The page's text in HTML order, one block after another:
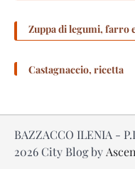
Zuppa di legumi, farro
Castagnaccio, ricetta
BAZZACCO ILENIA -
2026City Blog by